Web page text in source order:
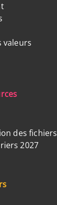
valeurs
des fichiers
2027